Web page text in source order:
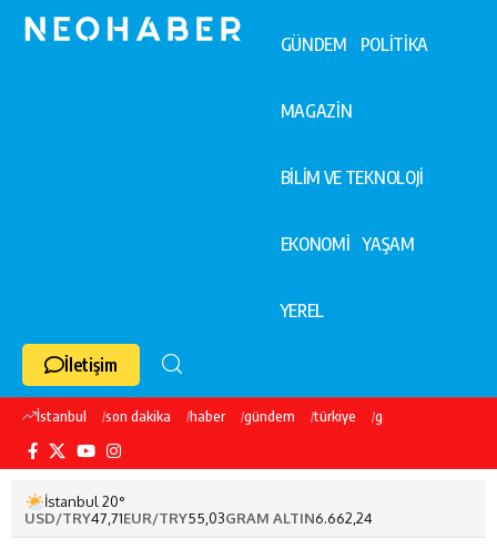
GÜNDEM POLİTİKA
MAGAZİN
BİLİM VE TEKNOLOJİ
EKONOMİ YAŞAM
YEREL
İletişim
İstanbul son dakika haber gündem türkiye galatasaray
İstanbul 20°
USD/TRY47,71EUR/TRY55,03GRAM ALTIN6.662,24